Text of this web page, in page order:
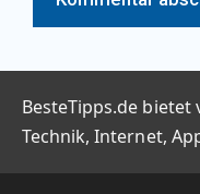
BesteTipps.de bietet
Technik, Internet,